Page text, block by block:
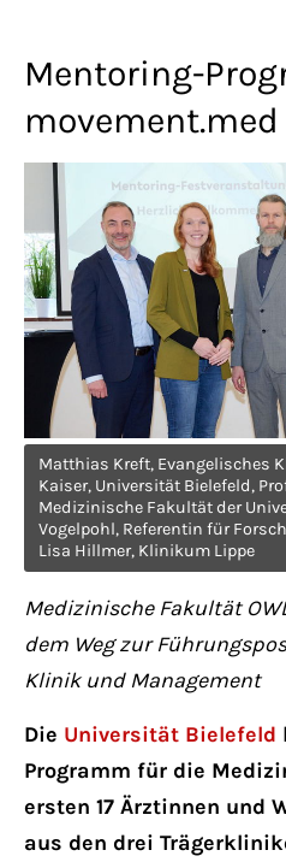
Lorem ipsum dolor sit
24h/ 365days
We offer support for our
Mon - Fri 8:00am - 5:00pm
Get in touch
Cybersteel Inc.
376-293 City Road,
San Francisco, CA 94102
+44 1234 567 890
Drop us a line
About us
Mentoring-
Matthias Kreft, Evangelisches
Kaiser, Universität Bielefeld,
Medizinische Fakultät der
Vogelpohl, Referentin für
Lisa Hillmer, Klinikum Lippe
Medizinische Fakultät
dem Weg zur
Klinik und Management
Die Universität Bielefeld
Programm für die
ersten 17 Ärztinnen und
aus den drei